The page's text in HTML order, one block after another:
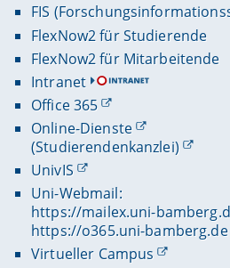
FIS
FlexNow2 für Studierende
FlexNow2 für Mitarbeitende
Intranet
Office 365
Online-Dienste
(Studierendenkanzlei)
UnivIS
Uni-Webmail:
https://mailex.uni-
https://o365.uni-bamberg.de
Virtueller Campus